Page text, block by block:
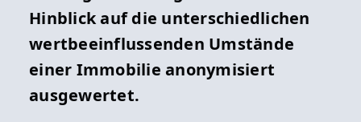
Hin­blick auf die unterschiedlichen
wertbeeinflussenden Umstände
einer Immobilie anonymisiert
ausgewertet.